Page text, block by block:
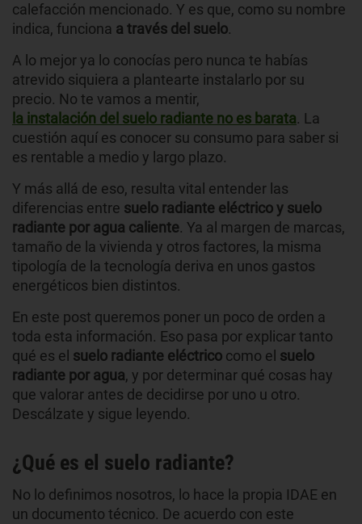
calefacción mencionado. Y es que, como su nombre
indica, funciona a través del suelo.
A lo mejor ya lo conocías pero nunca te habías
atrevido siquiera a plantearte instalarlo por su
precio. No te vamos a mentir,
la instalación del suelo radiante no es barata. La
cuestión aquí es conocer su consumo para saber si
es rentable a medio y largo plazo.
Y más allá de eso, resulta vital entender las
diferencias entre suelo radiante eléctrico y suelo
radiante por agua caliente. Ya al margen de marcas,
tamaño de la vivienda y otros factores, la misma
tipología de la tecnología deriva en unos gastos
energéticos bien distintos.
En este post queremos poner un poco de orden a
toda esta información. Eso pasa por explicar tanto
qué es el suelo radiante eléctrico como el suelo
radiante por agua, y por determinar qué cosas hay
que valorar antes de decidirse por uno u otro.
Descálzate y sigue leyendo.
¿Qué es el suelo radiante?
No lo definimos nosotros, lo hace la propia IDAE en
un documento técnico. De acuerdo con este